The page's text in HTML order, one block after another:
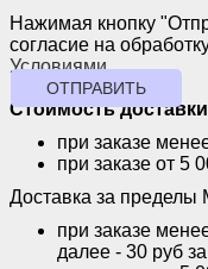
Нажимая кнопку
согласие на
Условиями.
ОТПРАВИТЬ
Стоимость
при заказе
при заказе от
Доставка за пределы
при заказе
далее - 30 руб